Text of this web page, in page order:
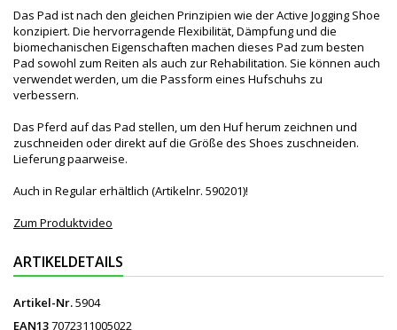
Das Pad ist nach den gleichen Prinzipien wie der Active Jogging Shoe
konzipiert. Die hervorragende Flexibilität, Dämpfung und die
biomechanischen Eigenschaften machen dieses Pad zum besten
Pad sowohl zum Reiten als auch zur Rehabilitation. Sie können auch
verwendet werden, um die Passform eines Hufschuhs zu
verbessern.
Das Pferd auf das Pad stellen, um den Huf herum zeichnen und
zuschneiden oder direkt auf die Größe des Shoes zuschneiden.
Lieferung paarweise.
Auch in Regular erhältlich (Artikelnr. 590201)!
Zum Produktvideo
ARTIKELDETAILS
Artikel-Nr.5904
EAN137072311005022